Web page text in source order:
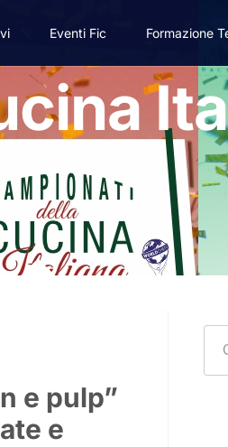
Eventi Fic Formazione
e pulp”
e